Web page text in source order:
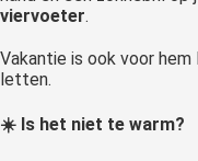
viervoeter.
Vakantie is ook voor
letten.
☀️ Is het niet te warm?